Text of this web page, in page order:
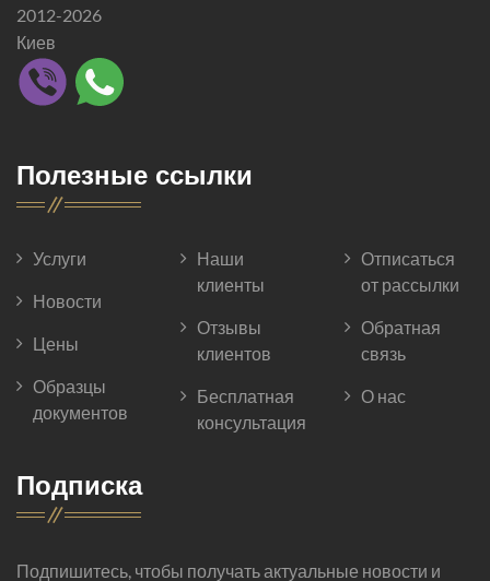
2012-2026
Киев
Полезные ссылки
Услуги
Новости
Цены
Образцы
документов
Наши
клиенты
Отзывы
клиентов
Бесплатная
консультация
Отписаться
от рассылки
Обратная
связь
О нас
Подписка
Подпишитесь, чтобы получать актуальные новости и